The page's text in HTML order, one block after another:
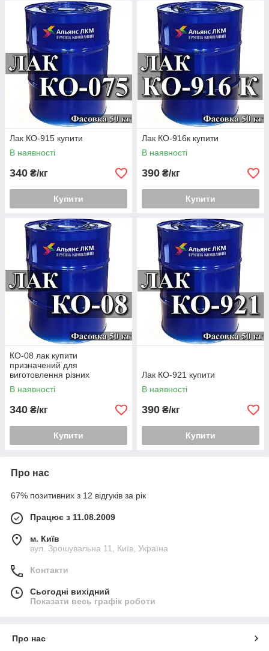
Лак КО-915 купити
В наявності
340 ₴/кг
Купити
Лак КО-916к купити
В наявності
390 ₴/кг
Купити
КО-08 лак купити
призначений для
виготовлення різних
термостійких емалей
В наявності
340 ₴/кг
Купити
Лак КО-921 купити
В наявності
390 ₴/кг
Купити
Про нас
67% позитивних з 12 відгуків за рік
Працює з 11.08.2009
м. Київ
вул. Зрошувальна 11, Київ, Україна
Контакти
Сьогодні вихідний
Показати весь графік роботи
Про нас